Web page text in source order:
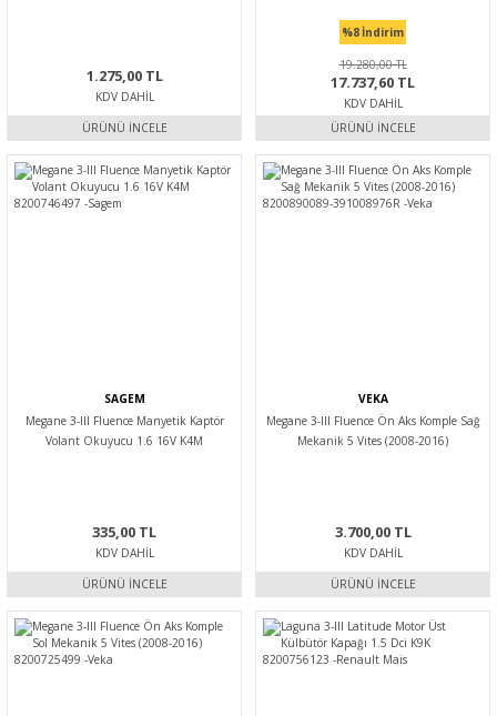
1.275,00 TL
KDV DAHIL
ÜRÜNÜ İNCELE
%8 İndirim
19.280,00 TL
17.737,60 TL
KDV DAHIL
ÜRÜNÜ İNCELE
SAGEM
Megane 3-III Fluence Manyetik Kaptör
Volant Okuyucu 1.6 16V K4M
335,00 TL
KDV DAHIL
ÜRÜNÜ İNCELE
VEKA
Megane 3-III Fluence Ön Aks Komple Sağ
Mekanik 5 Vites (2008-2016)
3.700,00 TL
KDV DAHIL
ÜRÜNÜ İNCELE